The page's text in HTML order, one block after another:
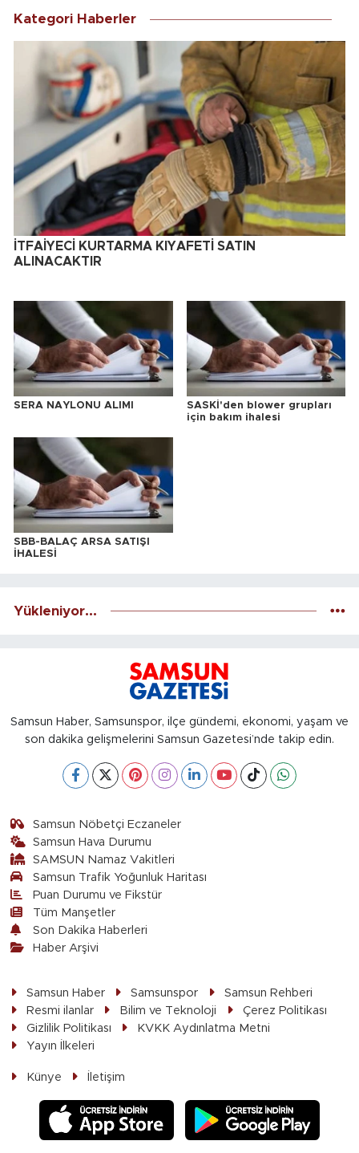
Kategori Haberler
İTFAİYECİ KURTARMA KIYAFETİ SATIN
ALINACAKTIR
SERA NAYLONU ALIMI
SASKİ'den blower grupları
için bakım ihalesi
SBB-BALAÇ ARSA SATIŞI
İHALESİ
Yükleniyor...
Samsun Haber, Samsunspor, ilçe gündemi, ekonomi, yaşam ve
son dakika gelişmelerini Samsun Gazetesi’nde takip edin.
Samsun Nöbetçi Eczaneler
Samsun Hava Durumu
SAMSUN Namaz Vakitleri
Samsun Trafik Yoğunluk Haritası
Puan Durumu ve Fikstür
Tüm Manşetler
Son Dakika Haberleri
Haber Arşivi
Samsun Haber Samsunspor
Samsun Rehberi
Resmi ilanlar
Bilim ve Teknoloji
Çerez Politikası
Gizlilik Politikası
KVKK Aydınlatma Metni
Yayın İlkeleri
Künye İletişim